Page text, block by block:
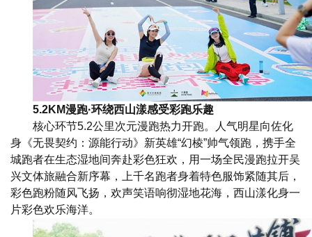
5.2KM漫跑·环绕西山漾感受彩跑乐趣
核心环节5.2公里次元漫跑热力开跑。人气明星向佐化
身《无畏契约：源能行动》新英雄“幻棱”帅气领跑，携手全
城跑者在生态湿地间奔赴彩色狂欢，用一场全民漫跑拉开吴
兴文体旅融合新序幕，上千名跑者身着特色服饰紧随其后，
彩色跑粉随风飞扬，欢声笑语响彻湿地花海，西山漾化身一
片彩色欢乐海洋。